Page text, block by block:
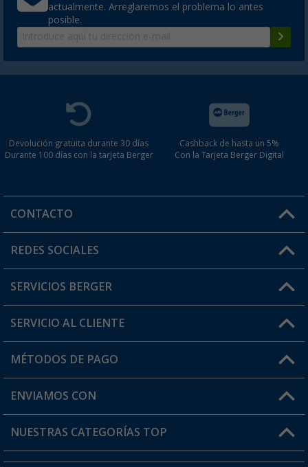
actualmente. Arreglaremos el problema lo antes
posible.
Devolución gratuita durante 30 días
Durante 100 días con la tarjeta Berger
Cashback de hasta un 5%
Con la Tarjeta Berger Digital
CONTACTO
Horario de atención al cliente:
¿Tienes alguna duda?
REDES SOCIALES
SERVICIOS BERGER
Conviértete en distribuidor
Mi cuenta
Tarjeta Berger Digital
SERVICIO AL CLIENTE
FAQ y Contacto
Información de envío
¿Dónde está mi pedido?
MÉTODOS DE PAGO
ENVIAMOS CON
NUESTRAS CATEGORÍAS TOP